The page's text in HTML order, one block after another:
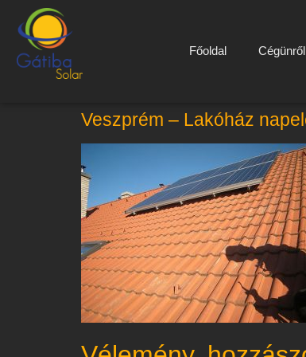
Főoldal Cégünről
Veszprém – Lakóház